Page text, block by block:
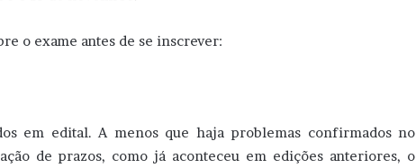
o exame antes de se inscrever:
em edital. A menos que haja problemas confirmados no
de prazos, como já aconteceu em edições anteriores, o